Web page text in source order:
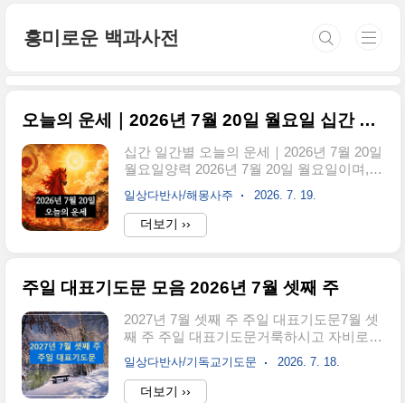
흥미로운 백과사전
오늘의 운세｜2026년 7월 20일 월요일 십간 일간별
십간 일간별 오늘의 운세｜2026년 7월 20일
월요일양력 2026년 7월 20일 월요일이며,
음력으로는 2026년 6월 7일입니다. 이날은
병오(丙午)년 을미(乙未)월 을미(乙未)일입
니다. 여름의 끝자락으로 향하는 미월(未月)
은 화기운의 열기가 남아 있으면서 토기운
한 생명력을 상징하며, 일지 미토(未土)는
을 나타냅니다. 월주와 일주가 모두 을미로
같아 같은 문제나 감정, 관계와 책임이 반복
해서 부각되는 복음(伏吟)적 성향이 나타나
는 날입니다. 병오년의 오화(午火)는 미토와
합을 이루어 화토기운의 연계를 강화하므로
일상다반사/해몽사주 2026. 7. 19.
더보기 ››
주일 대표기도문 모음 2026년 7월 셋째 주
2027년 7월 셋째 주 주일 대표기도문7월 셋
째 주 주일 대표기도문거룩하시고 자비로우
신 하나님 아버지, 뜨거운 여름의 한가운데
서 저희를 주님의 전으로 불러 모아 예배하
게 하시니 감사드립니다. 들판의 곡식은 햇
일상다반사/기독교기도문 2026. 7. 18.
더보기 ››